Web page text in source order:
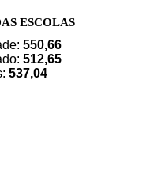
ESCOLAS
550,66
512,65
537,04